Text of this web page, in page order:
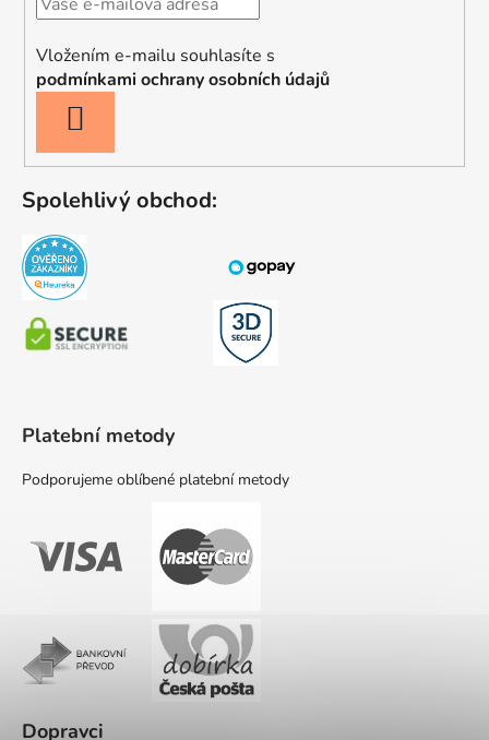
Vložením e-mailu souhlasíte s
podmínkami ochrany osobních údajů
SE
Spolehlivý obchod:
Platební metody
Podporujeme oblíbené platební metody
Dopravci